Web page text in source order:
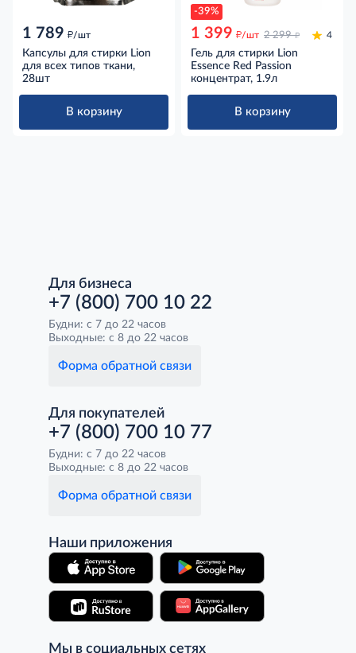
1 789 д/шт
Капсулы для стирки Lion
для всех типов ткани,
28шт
В корзину
-39%
1 399 д/шт 2 299 д 4
Гель для стирки Lion
Essence Red Passion
концентрат, 1.9л
В корзину
Для бизнеса
+7 (800) 700 10 22
Будни: с 7 до 22 часов
Выходные: с 8 до 22 часов
Форма обратной связи
Для покупателей
+7 (800) 700 10 77
Будни: с 7 до 22 часов
Выходные: с 8 до 22 часов
Форма обратной связи
Наши приложения
Мы в социальных сетях